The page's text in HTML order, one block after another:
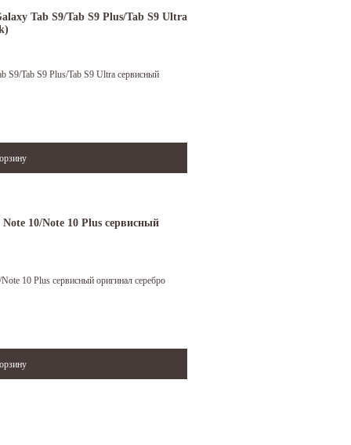
Tab S9/Tab S9 Plus/Tab S9 Ultra
S9/Tab S9 Plus/Tab S9 Ultra сервисный
10/Note 10 Plus сервисный
10 Plus сервисный оригинал серебро